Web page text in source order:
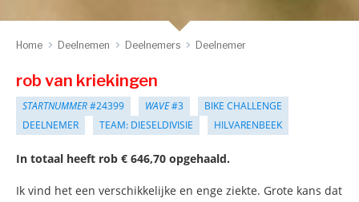
Home Deelnemen Deelnemers Deelnemer
rob van kriekingen
STARTNUMMER#24399 WAVE#3
BIKE CHALLENGE
DEELNEMER
TEAM: DIESELDIVISIE HILVARENBEEK
In totaal heeft rob € 646,70 opgehaald.
Ik vind het een verschikkelijke en enge ziekte. Grote kans dat